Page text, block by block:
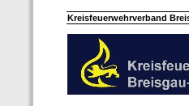
Kreisfeuerwehrverband